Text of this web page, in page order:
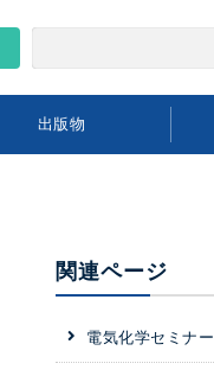
出版物
関連ページ
電気化学セミナー